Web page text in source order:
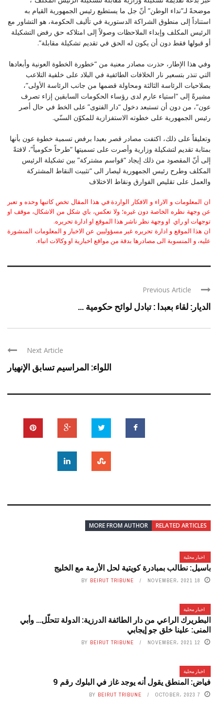
موضحةً لـ”نداء الوطن” أنّ جل ما يستطيع رئيس الجمهورية القيام به
استناداً إلى منطوق الشراكة الدستورية في تأليف الحكومة، هو التشاور مع
الرئيس المكلف وإبداء الملاحظات وصولاً إلى امتلاكه حق رفض التشكيلة
أو قبولها فقط دون أن يكون له الحق في تقديم تشكيلة مقابلة”.
وفي هذا الإطار، حذرت مصادر معنية من “خطورة الخطوة العونية وأبعادها
التي تنذر بتسعير نار الخلافات الطائفية في البلاد على خلفية التلاعب
بصلاحيات الرئاسة الثالثة ومحاولة قضمها من جانب الرئاسة الأولى”،
مشيرةً إلى “استياء عارم لدى رؤساء الحكومات السابقين إزاء تصرف
عون”، من دون أن تستبعد دخول “دار الفتوى” على الخط في حال أصر
رئيس الجمهورية على خطوته الاستفزازية للمكوّن السنّي.
وتعليقاً على ذلك، اكتفت مصادر قصر بعبدا برفض تسمية خطوة عون بأنها
بمثابة تقديم لتشكيلة وزارية وأصرت على تسميتها “طرحاً حكومياً”، لافتةً
إلى أنّ المقصود من ذلك إيجاد “قواسم مشتركة” بين تشكيلة الرئيس
المكلف وطرح رئيس الجمهورية ليصار الى “تثبيت النقاط المشتركة
والعمل على تقليص الفوارق ونقاط الاختلاف
ان المعلومات و الاراء و الافكار الواردة في هذا المقال تخص كاتبها وحده و تعبر
عن وجهة نظره الخاصة دون غيره؛ ولا تعكس، باي شكل من الاشكال، موقف او
توجهات او راي او وجهة نظر ناشر هذا الموقع او ادارة تحريره.
ان هذا الموقع و ادارة تحريره غير مسؤوليين عن الاخبار و المعلومات المنشورة
عليه، و المنسوبة الى مصادرها بدقة من مواقع اخبارية او وكالات انباء.
Previous Article
الديار: لقاء بعبدا : تبادل لوائح حكومية ...
Next Article
اللواء: المراسيم تسابق الإنهيار
RELATED ARTICLES
MORE FROM AUTHOR
اخبار محلية
باسيل: نطالب بمبادرة كويتية لحل الأزمة مع الخليج
18 NOVEMBER، 2021 BY BEIRUT TRIBUNE
اخبار محلية
البطريرك الراعي من دار الطائفة الدرزية: الدولة تتحلّل… وأبي
المنى: علينا خلق جو إيجابي
12 NOVEMBER، 2021 BY BEIRUT TRIBUNE
اخبار محلية
فياض: المنطق يقول أنه يوجد غاز في البلوك رقم 9
7 OCTOBER، 2023 BY BEIRUT TRIBUNE